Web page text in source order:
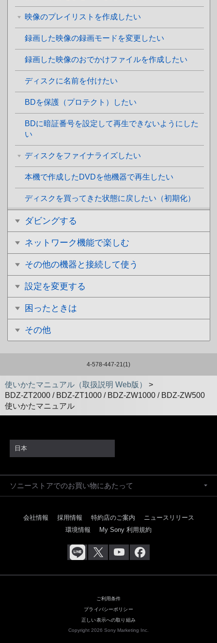
映像のプレイリストを作成したい
録画した映像の録画モードを変更したい
録画した映像のおでかけファイルを作成したい
ディスクに名前を付けたい
BDを保護（プロテクト）したい
BDに暗証番号を設定して再生できないようにした
い
ディスクをファイナライズしたい
本機で作成したDVDを他機器で再生したい
ディスクを買ってきた状態に戻したい（初期化）
ダビングする
ネットワーク機能で楽しむ
その他の機器と接続して使う
設定を変更する
困ったときは
その他
4-578-447-21(1)
使いかたマニュアル（取扱説明 Web版）
>
BDZ-ZT2000 / BDZ-ZT1000 / BDZ-ZW1000 / BDZ-ZW500
使いかたマニュアル
日本
ソニーストアでのお買い物にあたって
会社情報 採用情報 特約店のご案内
ニュースリリース
環境情報
My Sony 利用規約
ご利用条件
プライバシーポリシー
正しい表示への取り組み
Copyright 2026 Sony Marketing Inc.